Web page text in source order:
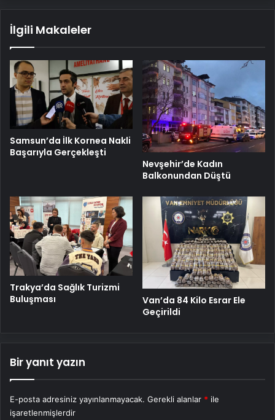
İlgili Makaleler
Samsun’da İlk Kornea Nakli
Başarıyla Gerçekleşti
Nevşehir’de Kadın
Balkonundan Düştü
Trakya’da Sağlık Turizmi
Buluşması
Van’da 84 Kilo Esrar Ele
Geçirildi
Bir yanıt yazın
E-posta adresiniz yayınlanmayacak. Gerekli alanlar * ile
işaretlenmişlerdir